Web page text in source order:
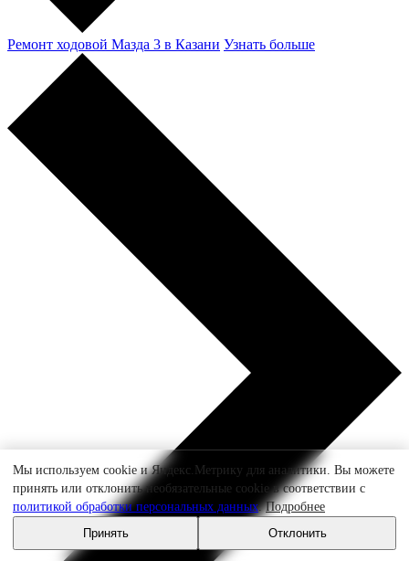
Ремонт ходовой Мазда 3 в Казани Узнать больше
Мы используем cookie и Яндекс.Метрику для аналитики. Вы можете
принять или отклонить необязательные cookie в соответствии с
политикой обработки персональных данных.Подробнее
Принять
Отклонить